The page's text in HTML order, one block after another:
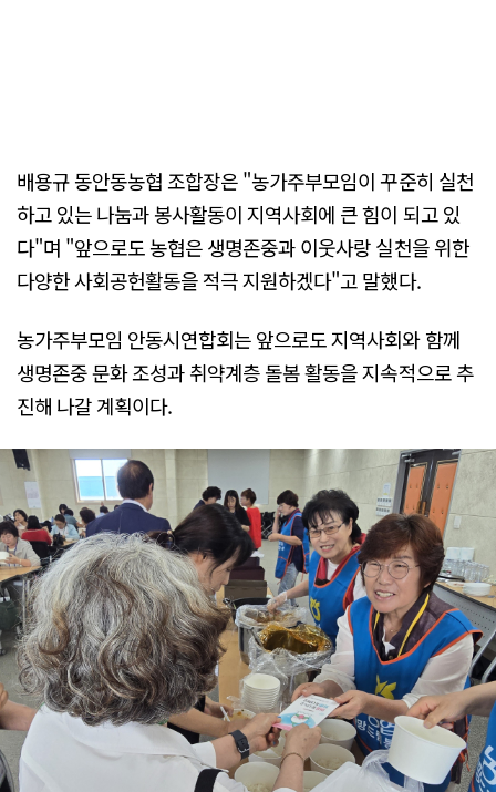
배용규 동안동농협 조합장은 "농가주부모임이 꾸준히 실천
하고 있는 나눔과 봉사활동이 지역사회에 큰 힘이 되고 있
다"며 "앞으로도 농협은 생명존중과 이웃사랑 실천을 위한
다양한 사회공헌활동을 적극 지원하겠다"고 말했다.
농가주부모임 안동시연합회는 앞으로도 지역사회와 함께
생명존중 문화 조성과 취약계층 돌봄 활동을 지속적으로 추
진해 나갈 계획이다.